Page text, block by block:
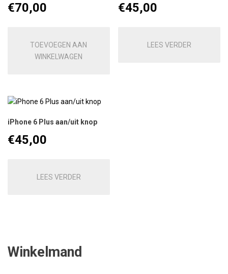
€70,00
TOEVOEGEN AAN
WINKELWAGEN
€45,00
LEES VERDER
iPhone 6 Plus aan/uit knop
€45,00
LEES VERDER
Winkelmand